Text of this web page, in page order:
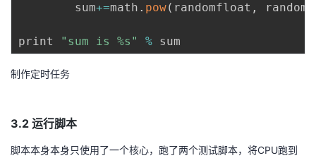
        sum
+=math . pow( randomfloat ,
print "sum is %s" %
制作定时任务
3.2 运行脚本
脚本本身本身只使用了一个核心，跑了两个测试脚本，将CPU跑到